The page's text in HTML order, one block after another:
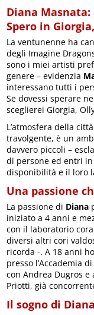
Diana
Spero in
La ventunenne ha
degli Imagine
sono i miei artisti
genere – evidenzia
interessano tutti i
Se dovessi sperare
sceglierei Giorgia,
L’atmosfera della
travolgente, è un
davvero piccoli –
di persone ed entri
disponibilità e il loro
Una passione
La passione di Diana
iniziato a 4 anni e
con il laboratorio
diversi altri cori
ricorda -. A 18 anni
presso l’Accademia
con Andrea Dugros
Priotti, già
Il sogno di